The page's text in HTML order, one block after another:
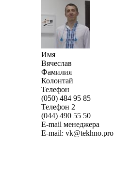
Имя
Вячеслав
Фамилия
Колонтай
Телефон
(050) 484 95 85
Телефон 2
(044) 490 55 50
E-mail менеджера
E-mail: vk@tekhno.pro